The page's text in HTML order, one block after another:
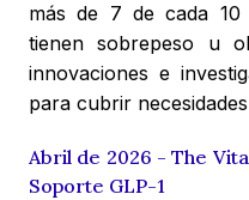
más de 7 de cada 10
tienen sobrepeso u
innovaciones e
para cubrir
Abril de 2026 - The
Soporte GLP-1